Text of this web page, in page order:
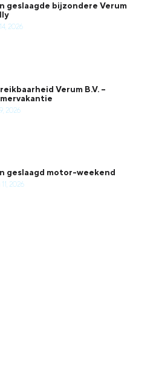
geslaagde bijzondere Verum
2026
Verum B.V. –
2026
geslaagd motor-weekend
2026